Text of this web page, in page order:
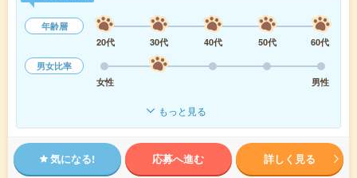
年齢層
20代
30代 40代 50代
60代
男女比率
女性
男性
もっと見る
気になる! 応募へ進む 詳しく見る